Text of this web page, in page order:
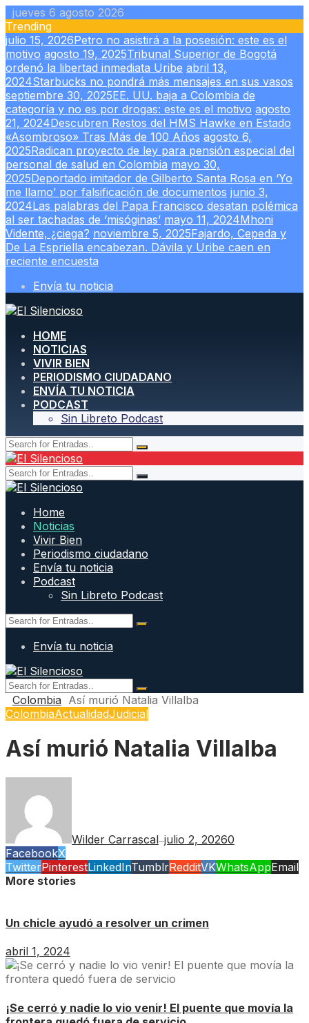
Skip
to
content
jueves 6 agosto 2026
Trending
julio 15, 2026Petro no asistirá a la posesión: este es el
motivo agosto 19, 2025Tribunal Superior de Bogotá
ordenó la libertad inmediata Uribe abril 13,
2024Starbucks no pondrá más mensajes en sus vasos
septiembre 30, 2025EE. UU. baja a Colombia de
categoría y no es por drogas: este es el motivo agosto
21, 2024Descubren Restos del HMS Hawke en Estado
«Asombroso» Tras Más de 100 Años agosto 6,
2025Radican proyecto de ley para pensión especial del
personal de salud en Colombia mayo 30,
2025Deportado imitador de Gilberto Santa Rosa en ‘Yo
me llamo’ por falsificación de documentos junio 3,
2024Las palabras del Papa Francisco desatan polémica
al ser tachadas de ‘misóginas’ mayo 11, 2024Mhoni
Vidente, ¿ciega? noviembre 5, 2025Fajardo, Cepeda y
De La Espriella encabezan. Dávila y Uribe caen en
reciente encuesta
Envía tu noticia
HOME
NOTICIAS
VIVIR BIEN
PERIODISMO CIUDADANO
ENVÍA TU NOTICIA
PODCAST
Sin Libreto Podcast
Home
Noticias
Vivir Bien
Periodismo ciudadano
Envía tu noticia
Podcast
Sin Libreto Podcast
Envía tu noticia
Colombia Así murió Natalia Villalba
ColombiaActualidadJudicial
Así murió Natalia Villalba
Wilder Carrascal—julio 2, 20260
FacebookX
TwitterPinterestLinkedInTumblrRedditVKWhatsAppEmail
More stories
Un chicle ayudó a resolver un crimen
abril 1, 2024
¡Se cerró y nadie lo vio venir! El puente que movía la